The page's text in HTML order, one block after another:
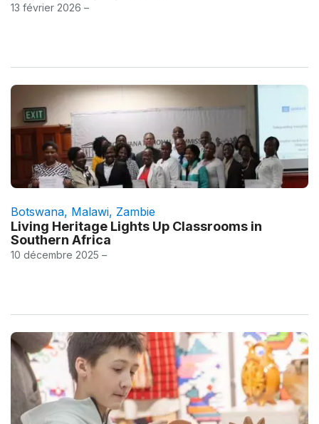
13 février 2026 –
Botswana, Malawi, Zambie
Living Heritage Lights Up Classrooms in
Southern Africa
10 décembre 2025 –